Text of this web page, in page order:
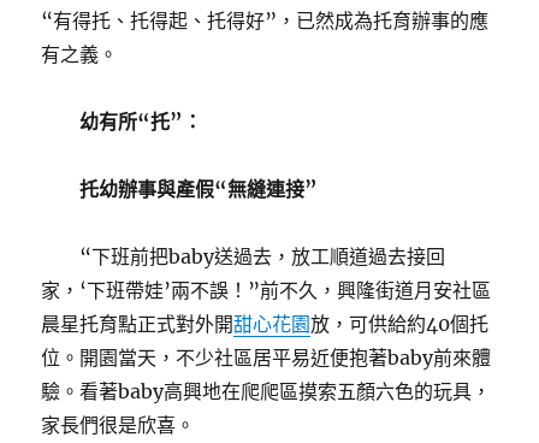
“有得托、托得起、托得好”，已然成為托育辦事的應
有之義。
幼有所“托”：
托幼辦事與產假“無縫連接”
“下班前把baby送過去，放工順道過去接回
家，‘下班帶娃’兩不誤！”前不久，興隆街道月安社區
晨星托育點正式對外開甜心花園放，可供給約40個托
位。開園當天，不少社區居平易近便抱著baby前來體
驗。看著baby高興地在爬爬區摸索五顏六色的玩具，
家長們很是欣喜。